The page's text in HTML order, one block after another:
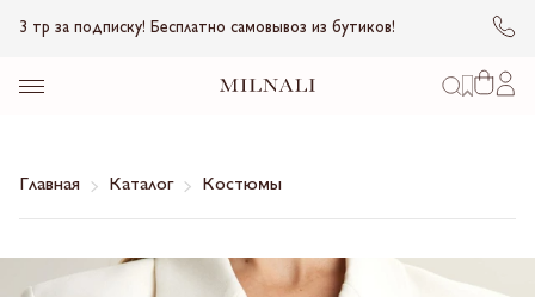
3 тр за подписку! Бесплатно самовывоз из бутиков!
Главная Каталог Костюмы